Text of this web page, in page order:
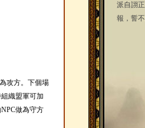
攻方。下個場
織盟軍可加
做為守方
派自詡
報，誓不